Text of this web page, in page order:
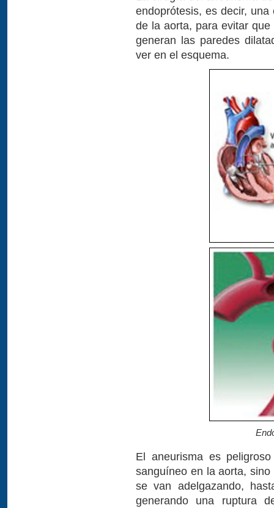
endoprótesis, es decir, una
de la aorta, para evitar
generan las paredes
ver en el esquema.
El aneurisma es
sanguíneo en la aorta,
se van adelgazando,
generando una ruptura